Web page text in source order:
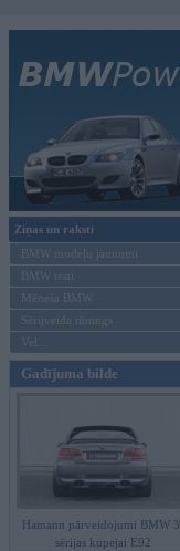
Ziņas un raksti
BMW modeļu jaunumi
BMW testi
Mēneša BMW
Sērijveida tūnings
Vel...
Gadījuma bilde
Hamann pārveidojumi BMW 3.
sērijas kupejai E92